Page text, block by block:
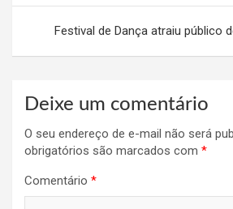
Festival de Dança atraiu público
Deixe um comentário
O seu endereço de e-mail não será
obrigatórios são marcados com *
Comentário *